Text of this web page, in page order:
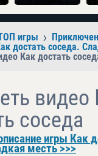
игры
достать соседа.
Как достать
видео
соседа
игры Как
месть >>>